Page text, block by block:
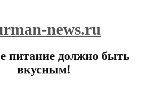
news.ru
питание должно быть
вкусным!